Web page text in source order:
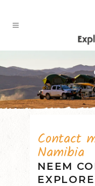
Contact
Namibia
NEEM